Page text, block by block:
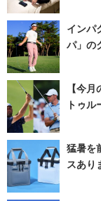
インパ
パ」の
【今
トゥ
猛暑を
スあり